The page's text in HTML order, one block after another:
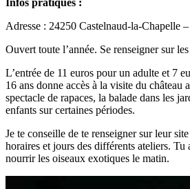
Infos pratiques :
Adresse : 24250 Castelnaud-la-Chapelle
Ouvert toute l’année. Se renseigner sur
L’entrée de 11 euros pour un adulte et 7
16 ans donne accès à la visite du château
spectacle de rapaces, la balade dans les
enfants sur certaines périodes.
Je te conseille de te renseigner sur leur
horaires et jours des différents ateliers. Tu
nourrir les oiseaux exotiques le matin.